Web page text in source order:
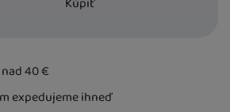
40€
expedujeme ihneď